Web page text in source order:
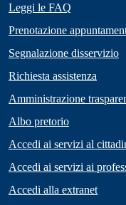
Leggi le FAQ
Prenotazione
Segnalazione disservizio
Richiesta assistenza
Amministrazione
Albo pretorio
Accedi ai servizi al
Accedi ai servizi ai
Accedi alla extranet